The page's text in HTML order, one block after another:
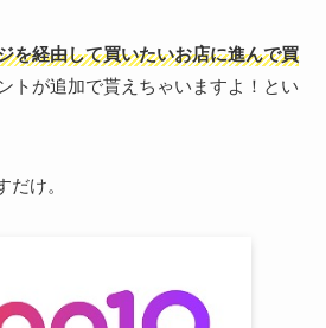
を経由して買いたいお店に進んで買
トが追加で貰えちゃいますよ！とい
だけ。